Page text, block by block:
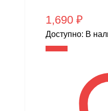
1,690 ₽
Доступно: В